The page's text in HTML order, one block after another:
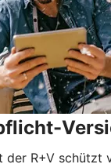
R+V schützt